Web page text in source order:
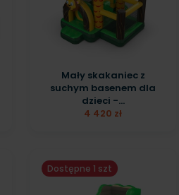
Mały skakaniec z
suchym basenem dla
dzieci -...
4 420 zł
Dostępne 1 szt